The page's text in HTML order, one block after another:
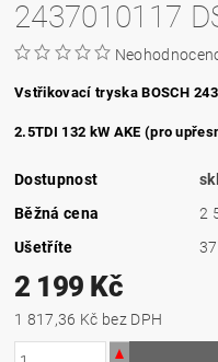
2437010117
Vstřikovací tryska BOSCH
2.5TDI 132 kW AKE (pro
Dostupnost
Běžná cena
2
Ušetříte
2 199 Kč
1 817,36 Kč bez DPH